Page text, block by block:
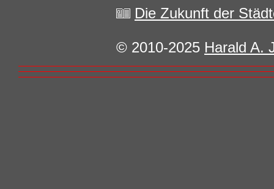
Die Zukunft der
© 2010-2025 Harald A.